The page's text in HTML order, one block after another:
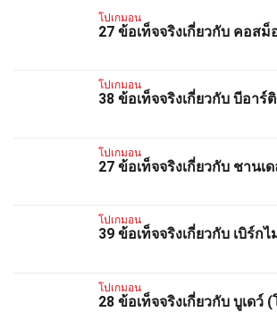
โปเกมอน
27 ข้อเท็จจริงเกี่ยวกับ คอส
โปเกมอน
38 ข้อเท็จจริงเกี่ยวกับ บีอาร์
โปเกมอน
27 ข้อเท็จจริงเกี่ยวกับ ชานเ
โปเกมอน
39 ข้อเท็จจริงเกี่ยวกับ เบิร์ก
โปเกมอน
28 ข้อเท็จจริงเกี่ยวกับ บูเดว์